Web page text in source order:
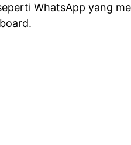
WhatsApp yang